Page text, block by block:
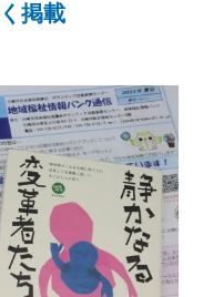
掲載